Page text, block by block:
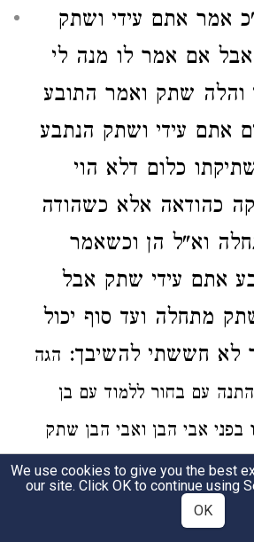
אמר אתם עידי ושתק
אם אמר לו מנה לי
והלה שתק ואמר התובע
אתם עידי ושתק הנתבע
כלום דלא הוי
כהודאה אלא כשהודה
וא"ל הן וכשאמר
אתם עידי שתק אבל
מתחלה ועד סוף יכול
לא חששתי להשיבך: הגה
עם בחור ללמוד עם בן
בפני אבי הבן ואבי הבן שתק
כהודאה דמיאואע"פ שלא
האב כלום
We use cookies to give you the best
our site. Click OK to continue using
OK